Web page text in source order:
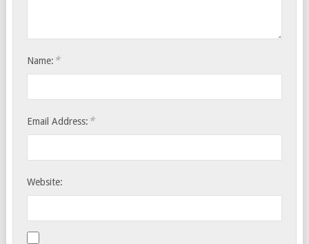
Name: *
Email Address: *
Website: